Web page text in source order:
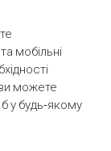
мобільні
можете
у будь-якому